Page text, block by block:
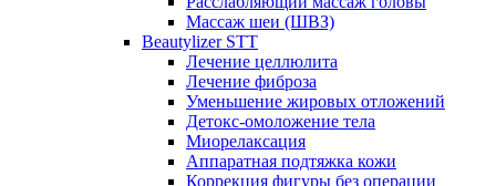
Массаж шеи (ШВЗ)
Beautylizer STT
Лечение целлюлита
Лечение фиброза
Уменьшение жировых отложений
Детокс-омоложение тела
Миорелаксация
Аппаратная подтяжка кожи
Коррекция фигуры без операции